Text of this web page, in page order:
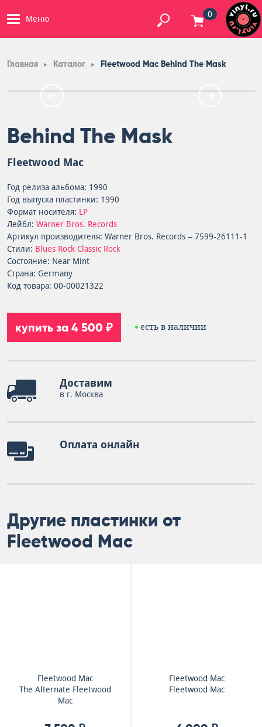
Меню 0
Главная Каталог Fleetwood Mac Behind The Mask
Behind The Mask
Fleetwood Mac
Год релиза альбома: 1990
Год выпуска пластинки: 1990
Формат носителя: LP
Лейбл: Warner Bros. Records
Артикул производителя: Warner Bros. Records – 7599-26111-1
Стили: Blues Rock Classic Rock
Состояние: Near Mint
Страна: Germany
Код товара: 00-00021322
купить за 4 500 ₽ есть в наличии
Доставим
в г. Москва
Оплата онлайн
Другие пластинки от
Fleetwood Mac
Fleetwood Mac
The Alternate Fleetwood
Mac
Fleetwood Mac
Fleetwood Mac